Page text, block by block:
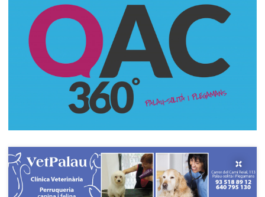
medi ambient
opinió
política
promo serveis
salut
serveis
calendari
×